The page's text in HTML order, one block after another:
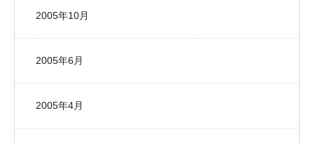
2005年10月
2005年6月
2005年4月